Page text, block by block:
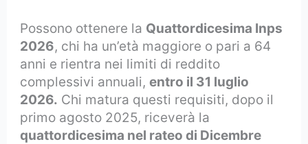
Possono ottenere la Quattordicesima Inps
2026, chi ha un’età maggiore o pari a 64
anni e rientra nei limiti di reddito
complessivi annuali,entro il 31 luglio
2026. Chi matura questi requisiti, dopo il
primo agosto 2025, riceverà la
quattordicesima nel rateo di Dicembre